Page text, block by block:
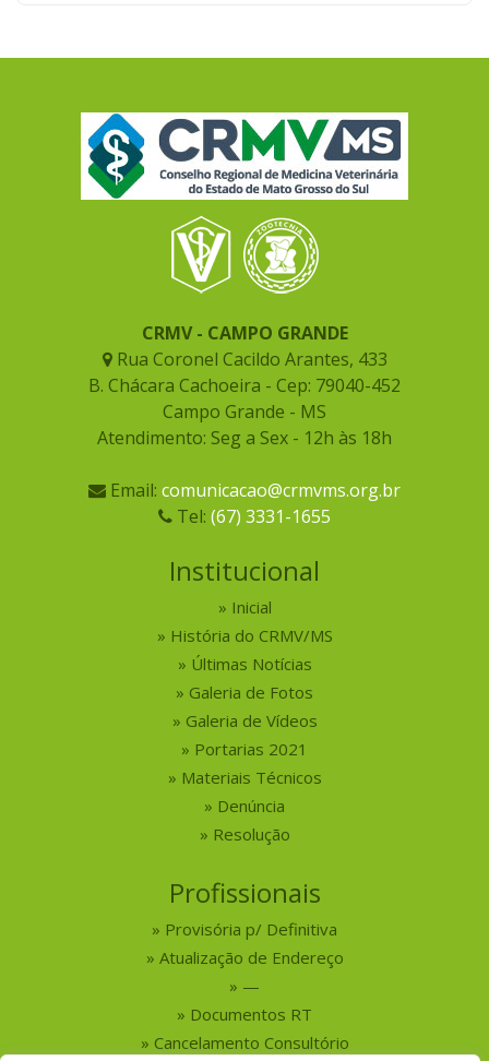
CRMV - CAMPO GRANDE
Rua Coronel Cacildo Arantes, 433
B. Chácara Cachoeira - Cep: 79040-452
Campo Grande - MS
Atendimento: Seg a Sex - 12h às 18h
Email: comunicacao@crmvms.org.br
Tel: (67) 3331-1655
Institucional
Inicial
História do CRMV/MS
Últimas Notícias
Galeria de Fotos
Galeria de Vídeos
Portarias 2021
Materiais Técnicos
Denúncia
Resolução
Profissionais
Provisória p/ Definitiva
Atualização de Endereço
—
Documentos RT
Cancelamento Consultório